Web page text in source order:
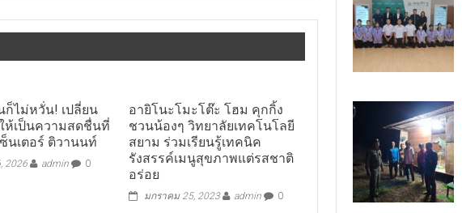
ไม่หวั่น! เปลี่ยน
ห้เป็นความสดชื่นที่
นเตอร์ ติวานนท์
2026 admin 0
อายิโนะโมะโต๊ะ โฮม คุกกิ้ง
ชวนน้องๆ วิทยาลัยเทคโนโลยี
สยาม ร่วมเรียนรู้เทคนิค
รังสรรค์เมนูสุขภาพแต่รสชาติ
อร่อย
มกราคม 25, 2023 admin 0